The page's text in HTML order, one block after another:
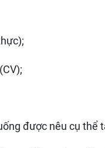
được nêu cụ thể